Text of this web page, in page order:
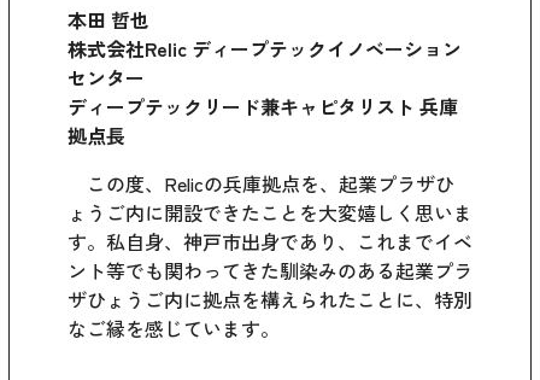
本田 哲也
株式会社Relic ディープテックイノベーション
センター
ディープテックリード兼キャピタリスト 兵庫
拠点長
この度、Relicの兵庫拠点を、起業プラザひ
ょうご内に開設できたことを大変嬉しく思いま
す。私自身、神戸市出身であり、これまでイベ
ント等でも関わってきた馴染みのある起業プラ
ザひょうご内に拠点を構えられたことに、特別
なご縁を感じています。